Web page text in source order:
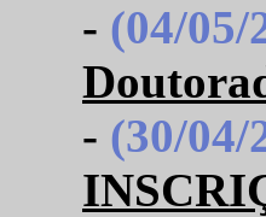
- (04/05/
- (30/04/